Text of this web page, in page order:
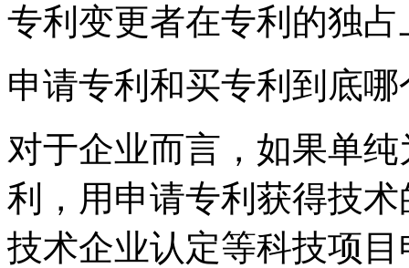
专利变更者在专利的独
申请专利和买专利到底
对于企业而言，如果单
利，用申请专利获得技
技术企业认定等科技项